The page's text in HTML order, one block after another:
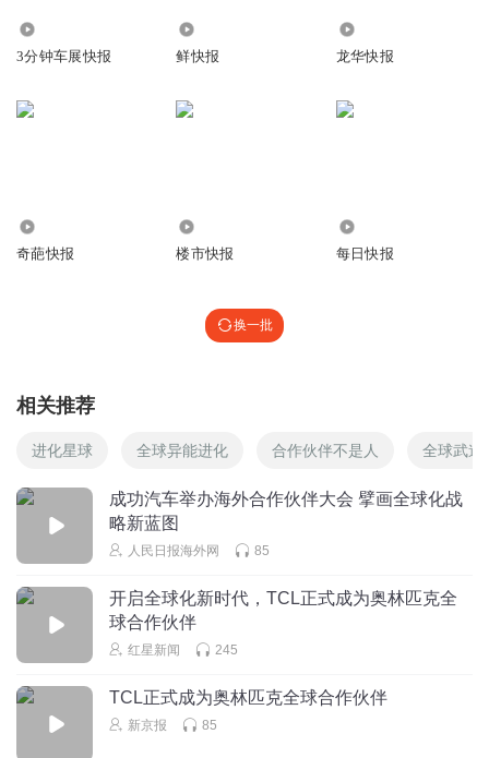
3分钟车展快报 鲜快报 龙华快报
奇葩快报 楼市快报 每日快报
换一批
相关推荐
进化星球 全球异能进化 合作伙伴不是人 全球武道
成功汽车举办海外合作伙伴大会 擘画全球化战
略新蓝图
人民日报海外网 85
开启全球化新时代，TCL正式成为奥林匹克全
球合作伙伴
红星新闻 245
TCL正式成为奥林匹克全球合作伙伴
新京报 85